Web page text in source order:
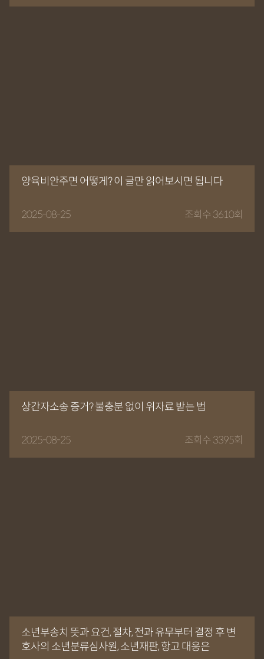
양육비안주면 어떻게? 이 글만 읽어보시면 됩니다
2025-08-25 조회수 3610회
상간자소송 증거? 불충분 없이 위자료 받는 법
2025-08-25 조회수 3395회
소년부송치 뜻과 요건, 절차, 전과 유무부터 결정 후 변
호사의 소년분류심사원, 소년재판, 항고 대응은